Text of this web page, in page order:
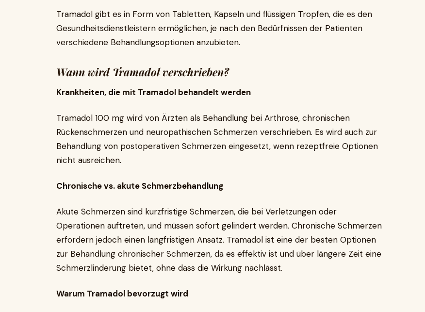
Tramadol gibt es in Form von Tabletten, Kapseln und flüssigen Tropfen, die es den
Gesundheitsdienstleistern ermöglichen, je nach den Bedürfnissen der Patienten
verschiedene Behandlungsoptionen anzubieten.
Wann wird Tramadol verschrieben?
Krankheiten, die mit Tramadol behandelt werden
Tramadol 100 mg wird von Ärzten als Behandlung bei Arthrose, chronischen
Rückenschmerzen und neuropathischen Schmerzen verschrieben. Es wird auch zur
Behandlung von postoperativen Schmerzen eingesetzt, wenn rezeptfreie Optionen
nicht ausreichen.
Chronische vs. akute Schmerzbehandlung
Akute Schmerzen sind kurzfristige Schmerzen, die bei Verletzungen oder
Operationen auftreten, und müssen sofort gelindert werden. Chronische Schmerzen
erfordern jedoch einen langfristigen Ansatz. Tramadol ist eine der besten Optionen
zur Behandlung chronischer Schmerzen, da es effektiv ist und über längere Zeit eine
Schmerzlinderung bietet, ohne dass die Wirkung nachlässt.
Warum Tramadol bevorzugt wird